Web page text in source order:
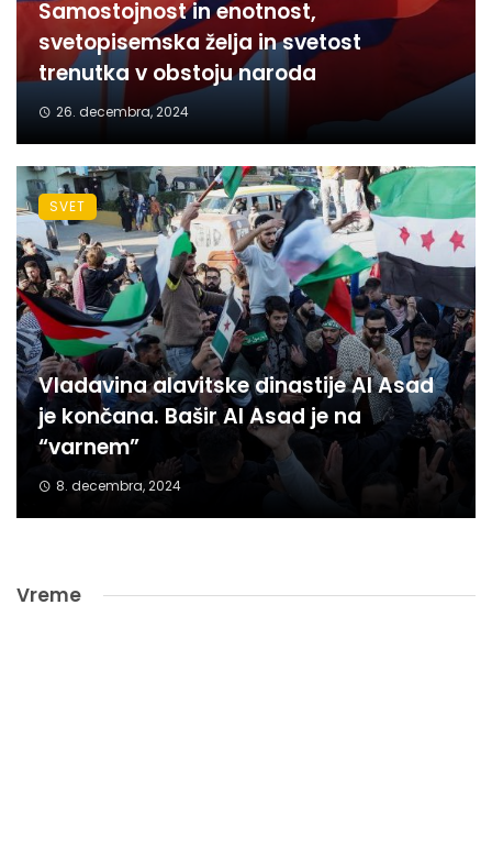
Samostojnost in enotnost,
svetopisemska želja in svetost
trenutka v obstoju naroda
26. decembra, 2024
Vladavina alavitske dinastije Al Asad
je končana. Bašir Al Asad je na
“varnem”
8. decembra, 2024
SVET
Vreme